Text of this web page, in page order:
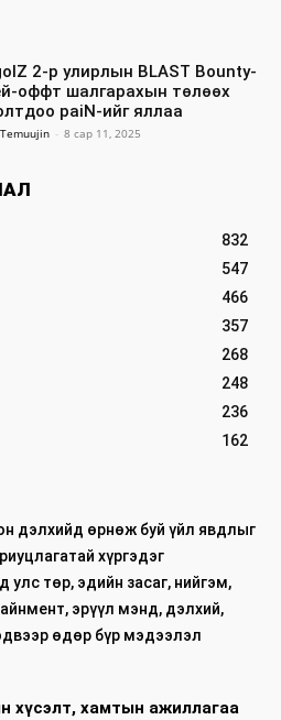
2-р улирлын BLAST Bounty-
оффт шалгарахын төлөөх
paiN-ийг яллаа
- 8 сар 11, 2025
832
547
466
357
268
248
236
162
дэлхийд өрнөж буй үйл явдлыг
хүргэдэг
төр, эдийн засаг, нийгэм,
эрүүл мэнд, дэлхий,
өдөр бүр мэдээлэл
хүсэлт, хамтын ажиллагаа